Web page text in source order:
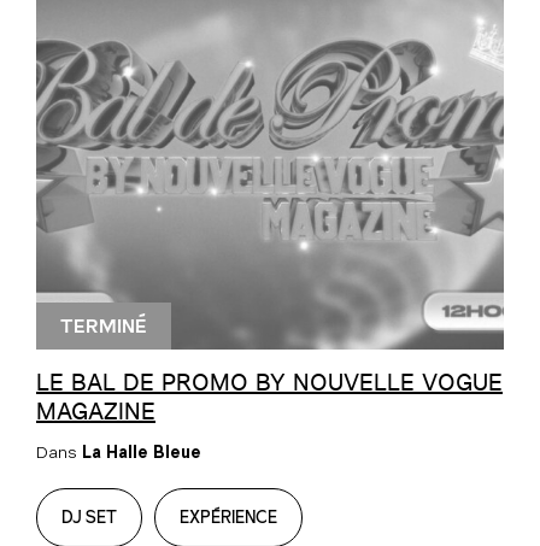
TERMINÉ
LE BAL DE PROMO BY NOUVELLE VOGUE
MAGAZINE
Dans La Halle Bleue
DJ SET EXPÉRIENCE